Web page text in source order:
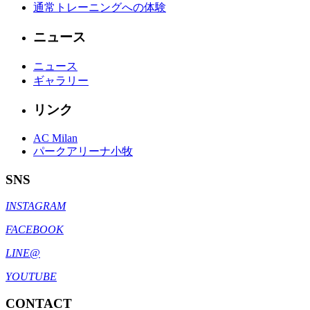
通常トレーニングへの体験
ニュース
ニュース
ギャラリー
リンク
AC Milan
パークアリーナ小牧
SNS
INSTAGRAM
FACEBOOK
LINE@
YOUTUBE
CONTACT